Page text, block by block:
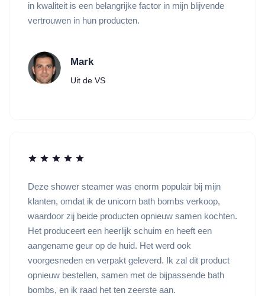
in kwaliteit is een belangrijke factor in mijn blijvende
vertrouwen in hun producten.
Mark
Uit de VS
Deze shower steamer was enorm populair bij mijn
klanten, omdat ik de unicorn bath bombs verkoop,
waardoor zij beide producten opnieuw samen kochten.
Het produceert een heerlijk schuim en heeft een
aangename geur op de huid. Het werd ook
voorgesneden en verpakt geleverd. Ik zal dit product
opnieuw bestellen, samen met de bijpassende bath
bombs, en ik raad het ten zeerste aan.